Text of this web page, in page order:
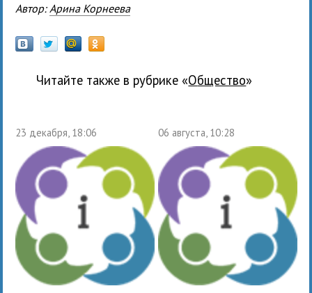
Автор: Арина Корнеева
Читайте также в рубрике « общество»
23 декабря, 18:06 06 августа, 10:28